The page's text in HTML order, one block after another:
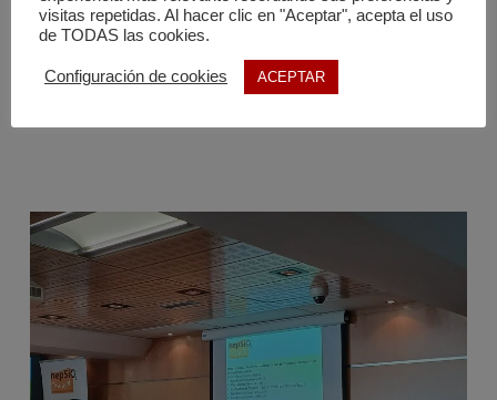
oportunidad para debatir la legislación española sobre la
exposición profesional a la sílice cristalina y su
complementariedad con las buenas prácticas de NEPSI.
visitas repetidas. Al hacer clic en "Aceptar", acepta el uso
de TODAS las cookies.
Configuración de cookies ACEPTAR